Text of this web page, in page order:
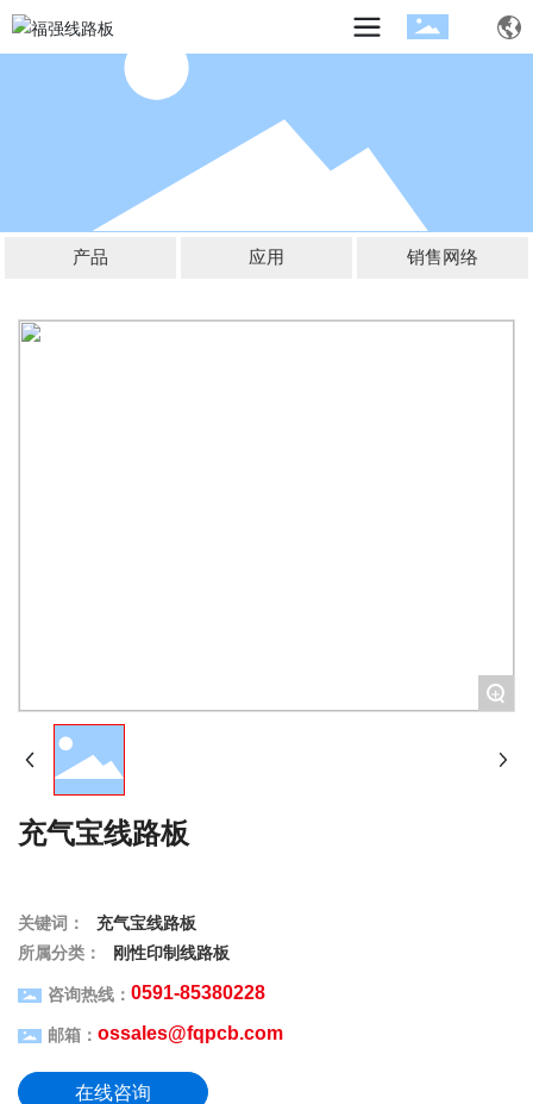
产品 应用 销售网络
+
充气宝线路板
关键词：
充气宝线路板
所属分类：
刚性印制线路板
咨询热线： 0591-85380228
邮箱： ossales@fqpcb.com
在线咨询